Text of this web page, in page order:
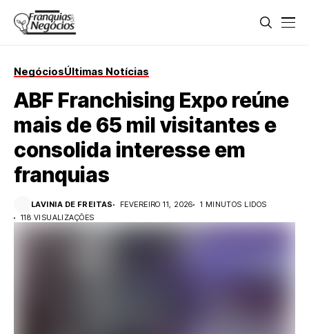
NegóciosÚltimas Notícias
ABF Franchising Expo reúne
mais de 65 mil visitantes e
consolida interesse em
franquias
LAVINIA DE FREITAS FEVEREIRO 11, 2026
1 MINUTOS LIDOS
118 VISUALIZAÇÕES